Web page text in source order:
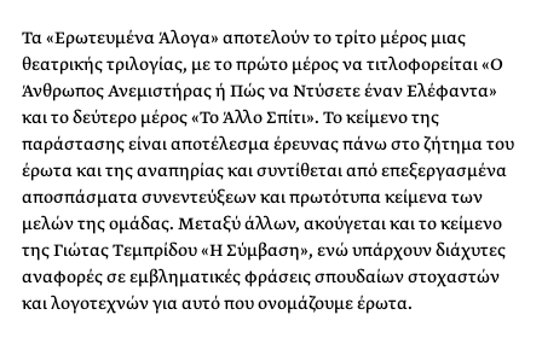
Τα «Ερωτευμένα Άλογα» αποτελούν το τρίτο μέρος μιας
θεατρικής τριλογίας, με το πρώτο μέρος να τιτλοφορείται «Ο
Άνθρωπος Ανεμιστήρας ή Πώς να Ντύσετε έναν Ελέφαντα»
και το δεύτερο μέρος «Το Άλλο Σπίτι». Το κείμενο της
παράστασης είναι αποτέλεσμα έρευνας πάνω στο ζήτημα του
έρωτα και της αναπηρίας και συντίθεται από επεξεργασμένα
αποσπάσματα συνεντεύξεων και πρωτότυπα κείμενα των
μελών της ομάδας. Μεταξύ άλλων, ακούγεται και το κείμενο
της Γιώτας Τεμπρίδου «Η Σύμβαση», ενώ υπάρχουν διάχυτες
αναφορές σε εμβληματικές φράσεις σπουδαίων στοχαστών
και λογοτεχνών για αυτό που ονομάζουμε έρωτα.